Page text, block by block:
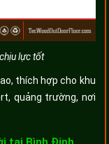
lực tốt
thích hợp cho khu
quảng trường, nơi